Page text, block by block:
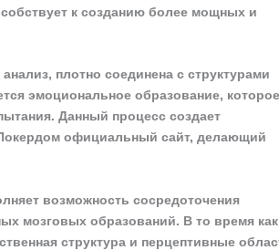
к созданию более мощных и
плотно соединена с структурами
эмоциональное образование, которое
Данный процесс создает
официальный сайт, делающий
возможность сосредоточения
мозговых образований. В то время как
структура и перцептивные